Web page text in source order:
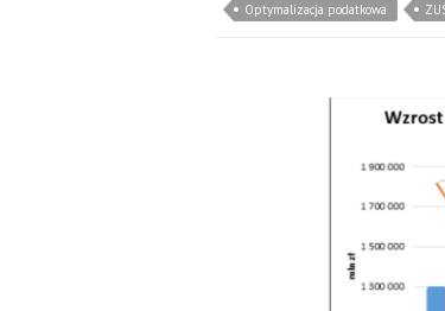
Optymalizacja podatkowa